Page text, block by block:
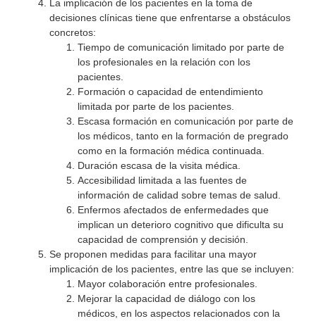
La implicación de los pacientes en la toma de
decisiones clínicas tiene que enfrentarse a obstáculos
concretos:
Tiempo de comunicación limitado por parte de
los profesionales en la relación con los
pacientes.
Formación o capacidad de entendimiento
limitada por parte de los pacientes.
Escasa formación en comunicación por parte de
los médicos, tanto en la formación de pregrado
como en la formación médica continuada.
Duración escasa de la visita médica.
Accesibilidad limitada a las fuentes de
información de calidad sobre temas de salud.
Enfermos afectados de enfermedades que
implican un deterioro cognitivo que dificulta su
capacidad de comprensión y decisión.
Se proponen medidas para facilitar una mayor
implicación de los pacientes, entre las que se incluyen:
Mayor colaboración entre profesionales.
Mejorar la capacidad de diálogo con los
médicos, en los aspectos relacionados con la